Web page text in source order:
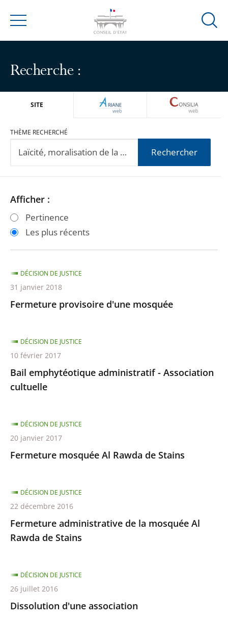
Menu
Ouvrir
Recherche :
SITE ARIANEWEB
THÈME RECHERCHÉ
Rechercher
Passer
les
filtres
après
Passer
les
filtres
avant
Afficher :
Pertinence
Les plus récents
Fermeture provisoire d'une mosquée
DÉCISION DE JUSTICE
31 janvier 2018
Bail emphytéotique administratif - Association
cultuelle
DÉCISION DE JUSTICE
10 février 2017
Fermeture mosquée Al Rawda de Stains
DÉCISION DE JUSTICE
20 janvier 2017
Fermeture administrative de la mosquée Al
Rawda de Stains
DÉCISION DE JUSTICE
22 décembre 2016
Dissolution d'une association
DÉCISION DE JUSTICE
26 juillet 2016